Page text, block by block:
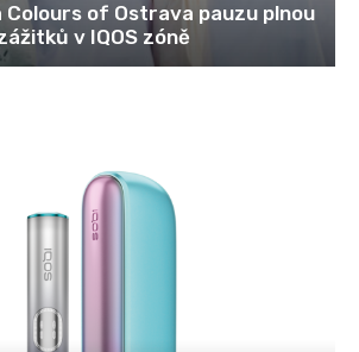
Colours of Ostrava pauzu plnou
v IQOS zóně